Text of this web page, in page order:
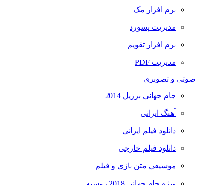
نرم افزار مک
مدیریت پسورد
نرم افزار تقویم
مدیریت PDF
صوتی و تصویری
جام جهانی برزیل 2014
آهنگ ایرانی
دانلود فیلم ایرانی
دانلود فیلم خارجی
موسیقی متن بازی و فیلم
ویژه جام جهانی 2018 روسیه